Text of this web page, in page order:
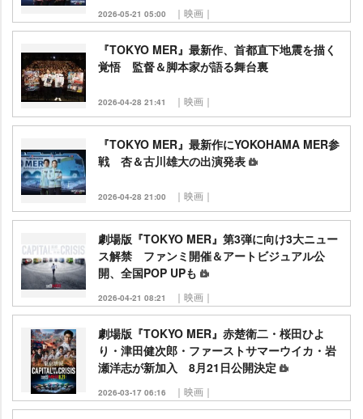
2026-05-21 05:00 ｜映画｜
『TOKYO MER』最新作、首都直下地震を描く
覚悟 監督＆脚本家が語る舞台裏
2026-04-28 21:41 ｜映画｜
『TOKYO MER』最新作にYOKOHAMA MER参
戦 杏＆古川雄大の出演発表
2026-04-28 21:00 ｜映画｜
劇場版『TOKYO MER』第3弾に向け3大ニュー
ス解禁 ファンミ開催＆アートビジュアル公
開、全国POP UPも
2026-04-21 08:21 ｜映画｜
劇場版『TOKYO MER』赤楚衛二・桜田ひよ
り・津田健次郎・ファーストサマーウイカ・
瀬洋志が新加入 8月21日公開決定
2026-03-17 06:16 ｜映画｜